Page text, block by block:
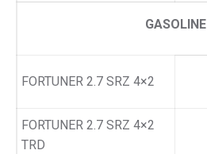
GASOLINE
FORTUNER 2.7 SRZ 4×2
FORTUNER 2.7 SRZ 4×2
TRD